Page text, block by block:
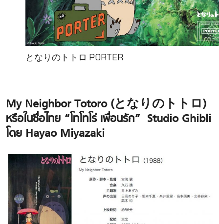
となりのトトロ PORTER
My Neighbor Totoro (となりのトトロ)
หรือในชื่อไทย “โทโทโร่ เพื่อนรัก” Studio Ghibli
โดย Hayao Miyazaki